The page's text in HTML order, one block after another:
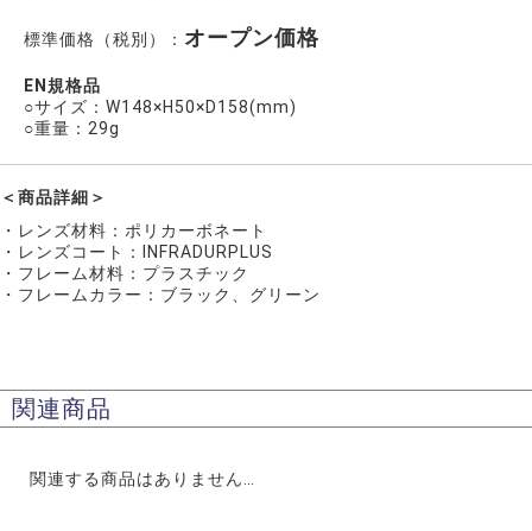
標準価格（税別）： オープン価格
EN規格品
○サイズ：W148×H50×D158(mm)
○重量：29g
＜商品詳細＞
・レンズ材料：ポリカーボネート
・レンズコート：INFRADURPLUS
・フレーム材料：プラスチック
・フレームカラー：ブラック、グリーン
関連商品
関連する商品はありません…